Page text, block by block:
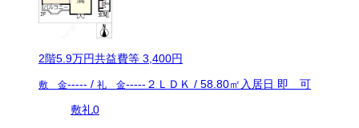
2階5.9万円共益費等 3,400円
敷 金----- / 礼 金----- ２ＬＤＫ / 58.80㎡ 入居日 即 可
敷礼0